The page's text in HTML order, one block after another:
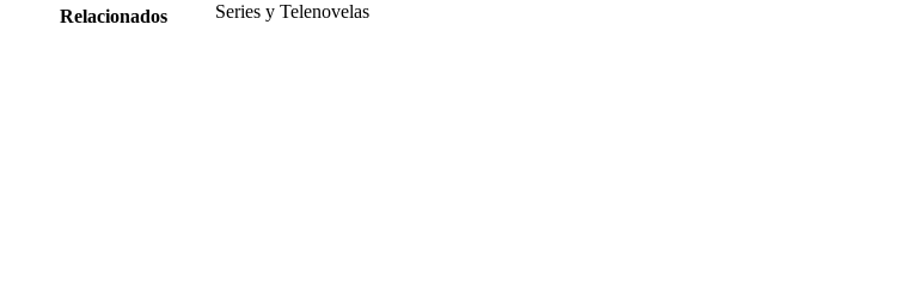
Relacionados Series y Telenovelas